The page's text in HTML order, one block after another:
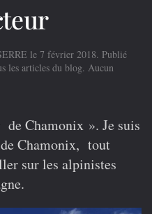
le 7 février 2018. Publié
les articles du blog. Aucun
de Chamonix ». Je suis
Chamonix, tout
sur les alpinistes